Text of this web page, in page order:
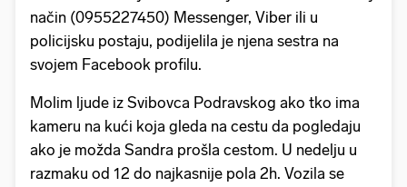
način (0955227450) Messenger, Viber ili u
policijsku postaju, podijelila je njena sestra na
svojem Facebook profilu.
Molim ljude iz Svibovca Podravskog ako tko ima
kameru na kući koja gleda na cestu da pogledaju
ako je možda Sandra prošla cestom. U nedelju u
razmaku od 12 do najkasnije pola 2h. Vozila se